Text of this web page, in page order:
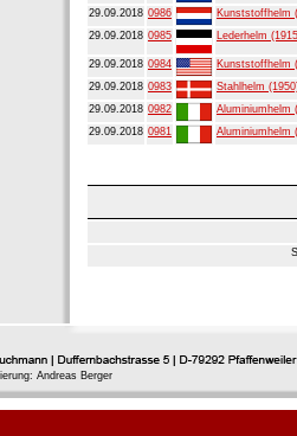
29.09.2018 0986
Kunststoffhelm
29.09.2018 0985 Lederhelm
29.09.2018 0984
Kunststoffhelm
29.09.2018 0983
Stahlhelm
29.09.2018 0982
Aluminiumhelm
29.09.2018 0981 Aluminiumhelm
Andreas Berger